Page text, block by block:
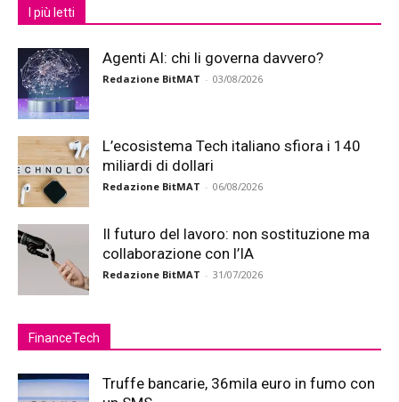
I più letti
Agenti AI: chi li governa davvero?
Redazione BitMAT - 03/08/2026
L’ecosistema Tech italiano sfiora i 140
miliardi di dollari
Redazione BitMAT - 06/08/2026
Il futuro del lavoro: non sostituzione ma
collaborazione con l’IA
Redazione BitMAT - 31/07/2026
FinanceTech
Truffe bancarie, 36mila euro in fumo con